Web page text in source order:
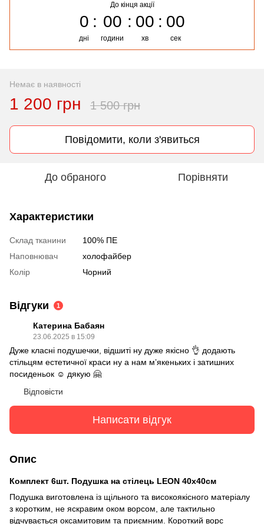
До кінця акції
0
дні
00
години
00
хв
00
сек
Немає в наявності
1 200 грн 1 500 грн
Повідомити, коли з'явиться
До обраного Порівняти
Характеристики
Склад тканини
100% ПЕ
Наповнювач
холофайбер
Колір
Чорний
Відгуки 1
Катерина Бабаян
23.06.2025 в 15:09
Дуже класні подушечки, відшиті ну дуже якісно 👌 додають
стільцям естетичної краси ну а нам мʼякеньких і затишних
посиденьок ☺️ дякую 🤗
Відповісти
Написати відгук
Опис
Комплект 6шт. Подушка на стілець LEON 40х40см
Подушка виготовлена із щільного та високоякісного матеріалу
з коротким, не яскравим оком ворсом, але тактильно
відчувається оксамитовим та приємним. Короткий ворс